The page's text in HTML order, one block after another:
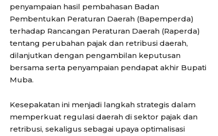
penyampaian hasil pembahasan Badan
Pembentukan Peraturan Daerah (Bapemperda)
terhadap Rancangan Peraturan Daerah (Raperda)
tentang perubahan pajak dan retribusi daerah,
dilanjutkan dengan pengambilan keputusan
bersama serta penyampaian pendapat akhir Bupati
Muba.
Kesepakatan ini menjadi langkah strategis dalam
memperkuat regulasi daerah di sektor pajak dan
retribusi, sekaligus sebagai upaya optimalisasi